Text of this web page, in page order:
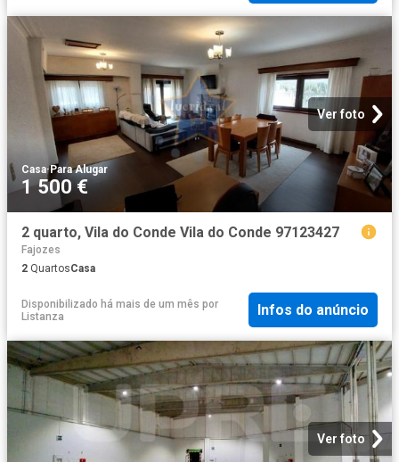
Ver foto
Casa·Para Alugar
1 500 €
2 quarto, Vila do Conde Vila do Conde 97123427
Fajozes
2 QuartosCasa
Disponibilizado há mais de um mês por
Listanza
Infos do anúncio
Ver foto